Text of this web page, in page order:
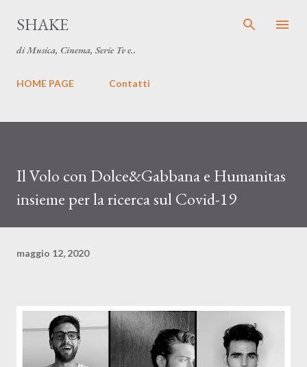
SHAKE
di Musica, Cinema, Serie Tv e..
HOME PAGE Contatti
Il Volo con Dolce&Gabbana e Humanitas
insieme per la ricerca sul Covid-19
maggio 12, 2020